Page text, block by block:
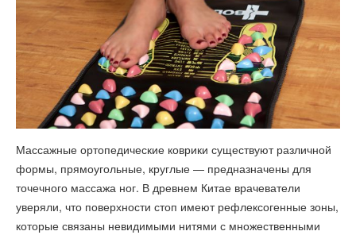
Массажные ортопедические коврики существуют различной
формы, прямоугольные, круглые — предназначены для
точечного массажа ног. В древнем Китае врачеватели
уверяли, что поверхности стоп имеют рефлексогенные зоны,
которые связаны невидимыми нитями с множественными